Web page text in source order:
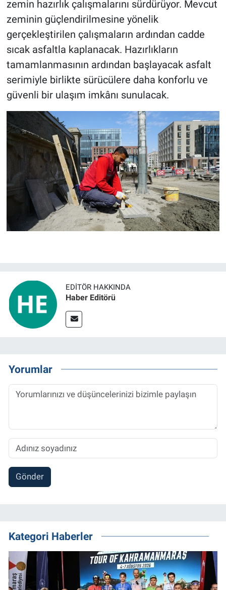
zemin hazırlık çalışmalarını sürdürüyor. Mevcut
zeminin güçlendirilmesine yönelik
gerçekleştirilen çalışmaların ardından cadde
sıcak asfaltla kaplanacak. Hazırlıkların
tamamlanmasının ardından başlayacak asfalt
serimiyle birlikte sürücülere daha konforlu ve
güvenli bir ulaşım imkânı sunulacak.
EDITÖR HAKKINDA
Haber Editörü
Yorumlar
Gönder
Kategori Haberler